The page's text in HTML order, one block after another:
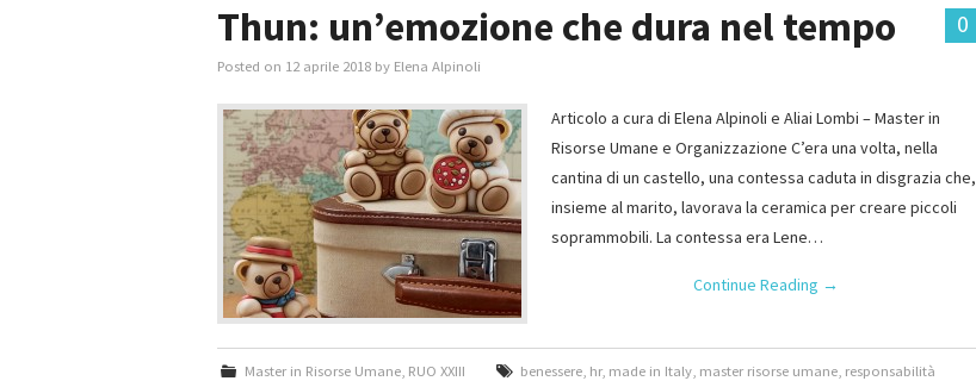
0
Thun: un’emozione che dura nel tempo
Posted on 12 aprile 2018 by Elena Alpinoli
Articolo a cura di Elena Alpinoli e Aliai Lombi – Master in
Risorse Umane e Organizzazione C’era una volta, nella
cantina di un castello, una contessa caduta in disgrazia che,
insieme al marito, lavorava la ceramica per creare piccoli
soprammobili. La contessa era Lene…
Continue Reading →
Master in Risorse Umane, RUO XXIII benessere, hr, made in Italy, master risorse umane, responsabilità